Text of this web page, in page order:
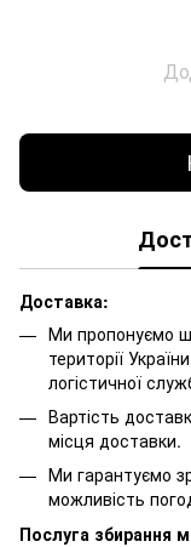
Доставка:
Ми пропонуємо
території
логістичної
Вартість
місця доставки.
Ми гарантуємо
можливість
Послуга збирання